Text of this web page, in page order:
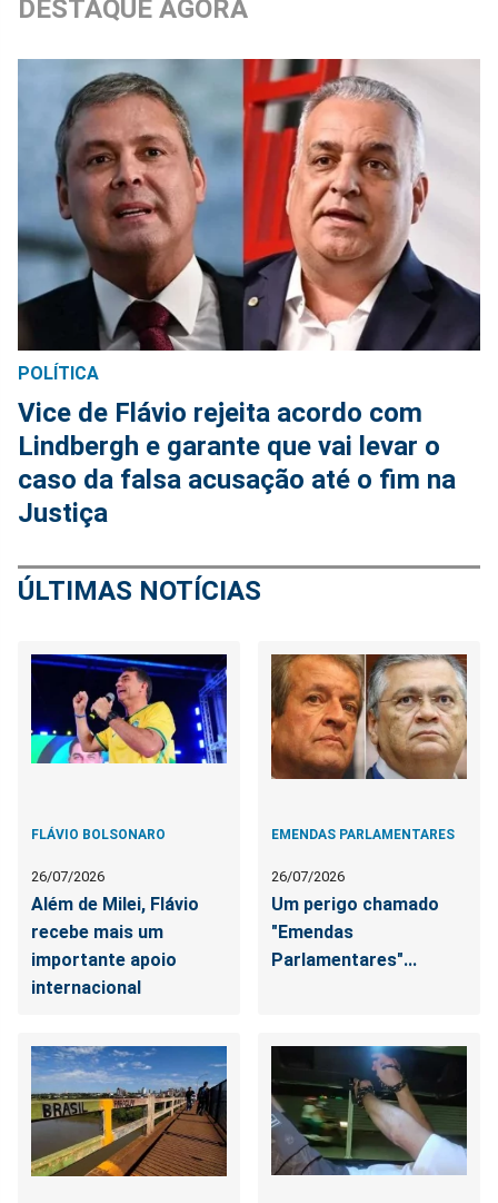
DESTAQUE AGORA
POLÍTICA
Vice de Flávio rejeita acordo com
Lindbergh e garante que vai levar o
caso da falsa acusação até o fim na
Justiça
ÚLTIMAS NOTÍCIAS
FLÁVIO BOLSONARO
26/07/2026
Além de Milei, Flávio
recebe mais um
importante apoio
internacional
EMENDAS PARLAMENTARES
26/07/2026
Um perigo chamado
"Emendas
Parlamentares"...